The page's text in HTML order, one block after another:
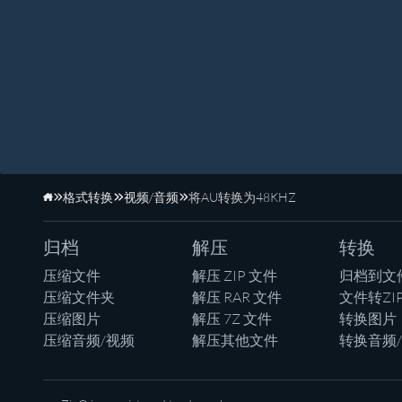
主页
格式转换 视频/音频 将AU转换为48KHZ
归档
压缩文件
压缩文件夹
压缩图片
压缩音频/视频
解压
解压 ZIP 文件
解压 RAR 文件
解压 7Z 文件
解压其他文件
转换
归档到文
文件转
转换图片
转换音频